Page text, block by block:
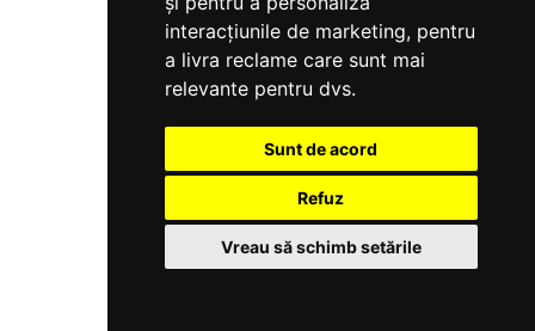
interacțiunile de marketing, pentru
a livra reclame care sunt mai
relevante pentru dvs.
Sunt de acord
Refuz
Vreau să schimb setările